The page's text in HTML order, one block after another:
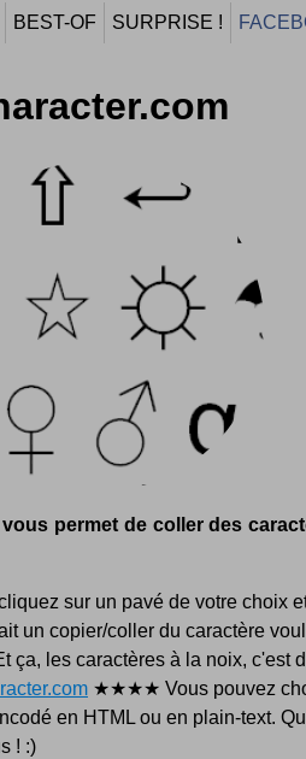
BEST-OF SURPRISE !
permet de coller des
sur un pavé de votre choix
un copier/coller du caractère
ça, les caractères à la noix, c'est
★★★★ Vous pouvez
en HTML ou en plain-text.
! :)